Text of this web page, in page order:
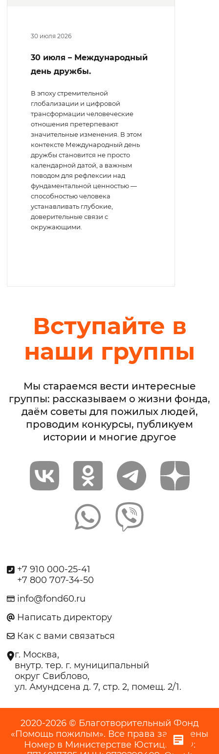
30 июля 2026
30 июля – Международный
день дружбы.
В эпоху стремительной
глобализации и цифровой
трансформации человеческие
отношения претерпевают
значительные изменения. В этом
контексте Международный день
дружбы становится не просто
календарной датой, а важным
поводом для рефлексии над
фундаментальной ценностью —
способностью человека
устанавливать глубокие,
доверительные связи с
окружающими.
Вступайте в
наши группы
Мы стараемся вести интересные
группы: рассказываем о жизни фонда,
даём советы для пожилых людей,
проводим конкурсы, публикуем
истории и многие другое
+7 910 000-25-41
+7 800 707-34-50
info@fond60.ru
Написать директору
Как с вами связаться
г. Москва,
внутр. тер. г. муниципальный
округ Свиблово,
ул. Амундсена д. 7, стр. 2, помещ. 2/1.
2020-2026 © Благотворительный Фонд
«Помощь пожилым». Все права защищены
Номер в Министерстве Юстиции РФ: